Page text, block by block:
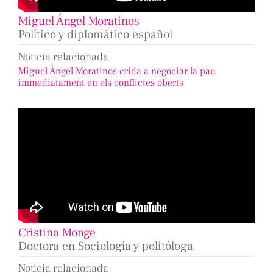
Miguel Ángel Moratinos
Político y diplomático español
Noticia relacionada
Miguel Ángel Moratinos crida a negociar la pau
immediatament en els conflictes oberts
Cristina Monge
Doctora en Sociología y politóloga
Noticia relacionada